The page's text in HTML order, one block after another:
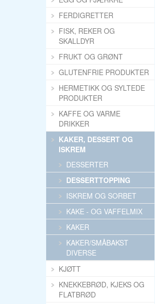
FERDIGRETTER
FISK, REKER OG
SKALLDYR
FRUKT OG GRØNT
GLUTENFRIE PRODUKTER
HERMETIKK OG SYLTEDE
PRODUKTER
KAFFE OG VARME
DRIKKER
KAKER, DESSERT OG
ISKREM
DESSERTER
DESSERTTOPPING
ISKREM OG SORBET
KAKE - OG VAFFELMIX
KAKER
KAKER/SMÅBAKST
DIVERSE
KJØTT
KNEKKEBRØD, KJEKS OG
FLATBRØD